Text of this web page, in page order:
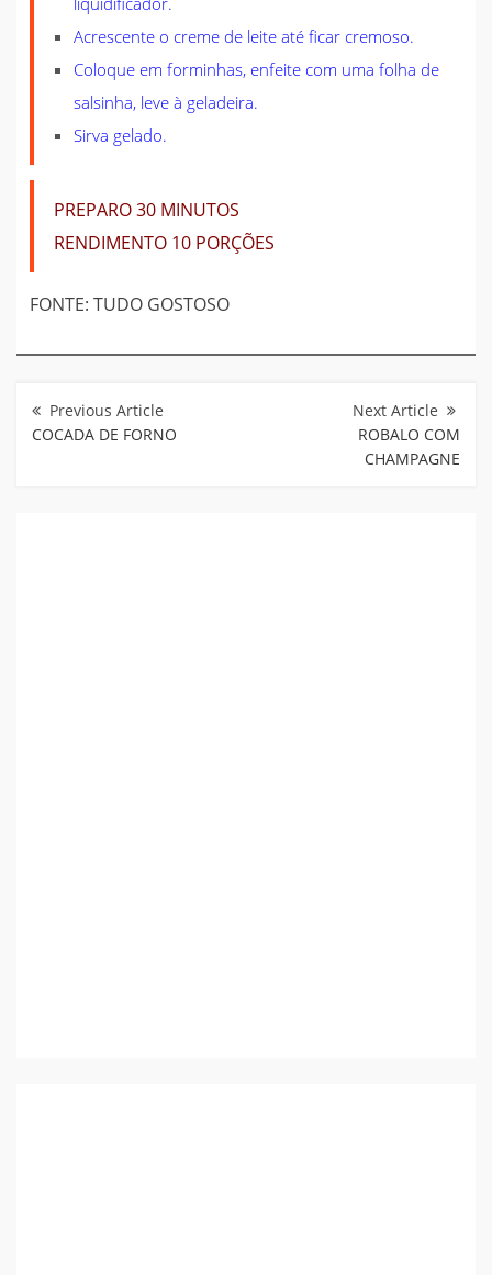
Acrescente o creme de leite até ficar cremoso.
Coloque em forminhas, enfeite com uma folha de
salsinha, leve à geladeira.
Sirva gelado.
PREPARO30 MINUTOS
RENDIMENTO 10 PORÇÕES
FONTE: TUDO GOSTOSO
de
Post
COCADA DE FORNO
ROBALO COM
CHAMPAGNE